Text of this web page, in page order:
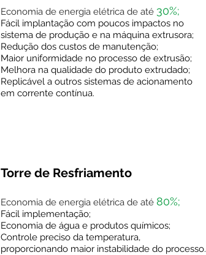
Economia de energia elétrica de até 30%;
Fácil implantação com poucos impactos no
sistema de produção e na máquina extrusora;
Redução dos custos de manutenção;
Maior uniformidade no processo de extrusão;
Melhora na qualidade do produto extrudado;
Replicável a outros sistemas de acionamento
em corrente contínua.
Torre de Resfriamento
Economia de energia elétrica de até 80%;
Fácil implementação;
Economia de água e produtos químicos;
Controle preciso da temperatura,
proporcionando maior instabilidade do processo.